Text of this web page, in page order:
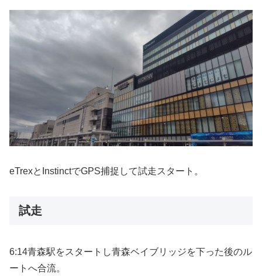
eTrexとInstinctでGPS捕捉して試走スタート。
試走
6:14青森駅をスタートし青森ベイブリッジを下った後のル
ートへ合流。